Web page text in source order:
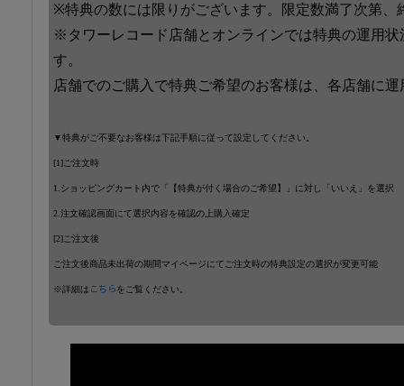
※特典の数には限りがございます。限定数満了次第、
※タワーレコード店舗とオンラインでは特典の運用
す。
店舗でのご購入で特典ご希望のお客様は、各店舗に
▼特典がご不要なお客様は下記手順に従って設定してください。
[1]ご注文時
1.ショッピングカート内で「【特典が付く場合のご希望】」に対し「いいえ」を選択
2.注文確認画面にて選択内容を確認の上購入確定
[2]ご注文後
ご注文後商品未出荷の期間マイページにてご注文時の特典設定の選択が変更可能
※詳細は こちらをご覧ください。